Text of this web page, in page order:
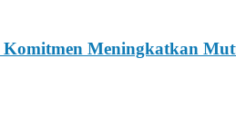
Komitmen Meningkatkan